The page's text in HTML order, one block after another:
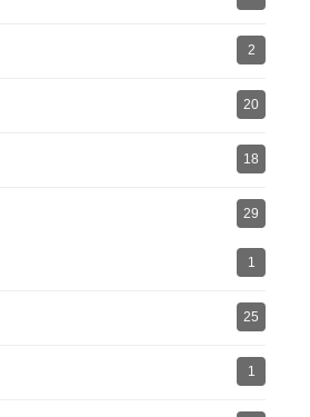
2
20
18
29
1
25
1